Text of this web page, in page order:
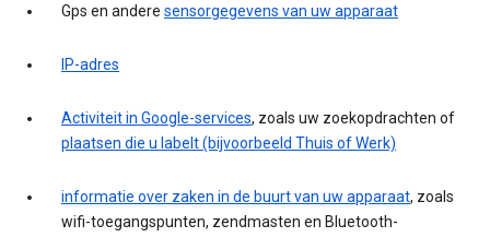
Gps en andere sensorgegevens van uw apparaat
IP-adres
Activiteit in Google-services, zoals uw zoekopdrachten of
plaatsen die u labelt (bijvoorbeeld Thuis of Werk)
informatie over zaken in de buurt van uw apparaat, zoals
wifi-toegangspunten, zendmasten en Bluetooth-